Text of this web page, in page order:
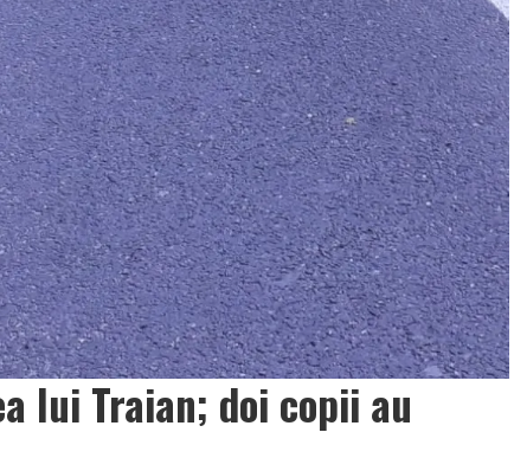
lui Traian; doi copii au